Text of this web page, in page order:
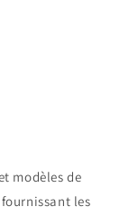
modèles de
les